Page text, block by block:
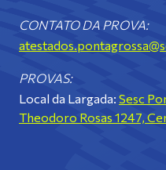
CONTATO DA PROVA:
PROVAS:
Local da Largada: Sesc
Theodoro Rosas 1247,